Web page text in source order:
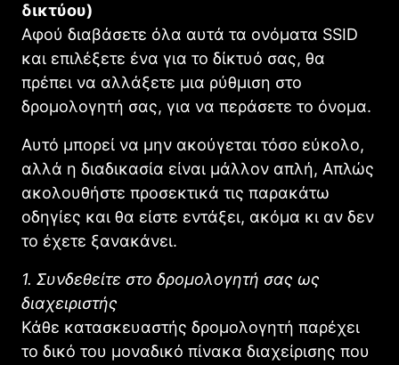
δικτύου)
Αφού διαβάσετε όλα αυτά τα ονόματα SSID
και επιλέξετε ένα για το δίκτυό σας, θα
πρέπει να αλλάξετε μια ρύθμιση στο
δρομολογητή σας, για να περάσετε το όνομα.
Αυτό μπορεί να μην ακούγεται τόσο εύκολο,
αλλά η διαδικασία είναι μάλλον απλή, Απλώς
ακολουθήστε προσεκτικά τις παρακάτω
οδηγίες και θα είστε εντάξει, ακόμα κι αν δεν
το έχετε ξανακάνει.
1. Συνδεθείτε στο δρομολογητή σας ως
διαχειριστής
Κάθε κατασκευαστής δρομολογητή παρέχει
το δικό του μοναδικό πίνακα διαχείρισης που